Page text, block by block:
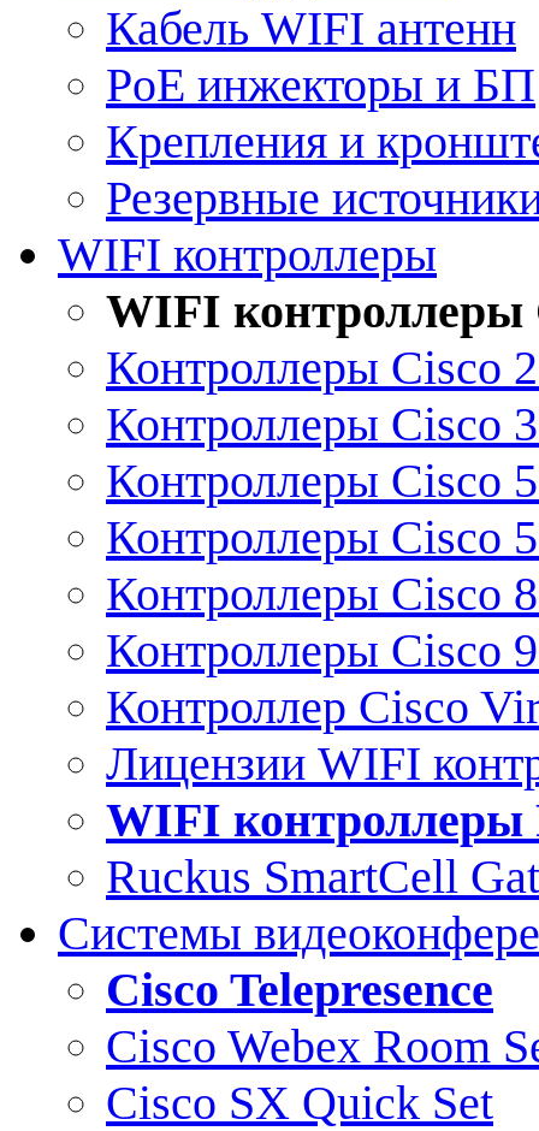
Кабель WIFI антенн
PoE инжекторы и БП
Крепления и
Резервные
WIFI контроллеры
WIFI контроллеры
Контроллеры Cisco
Контроллеры Cisco
Контроллеры Cisco
Контроллеры Cisco
Контроллеры Cisco
Контроллеры Cisco
Контроллер Cisco
Лицензии WIFI
WIFI контроллеры
Ruckus SmartCell
Системы
Cisco Telepresence
Cisco Webex Room
Cisco SX Quick Set